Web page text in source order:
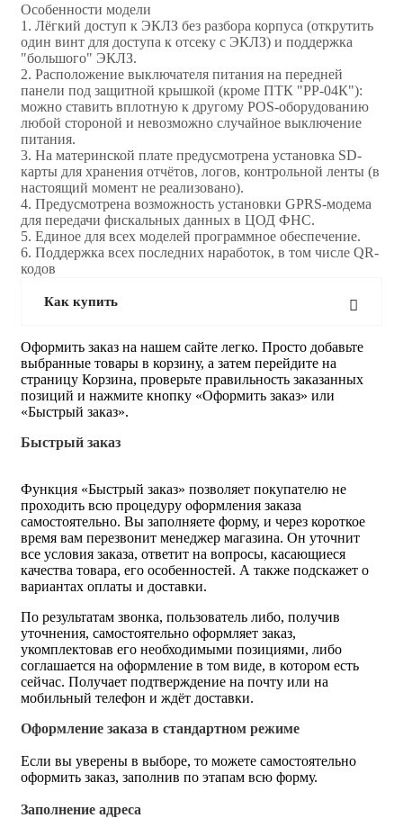
Особенности модели
1. Лёгкий доступ к ЭКЛЗ без разбора корпуса (открутить
один винт для доступа к отсеку с ЭКЛЗ) и поддержка
"большого" ЭКЛЗ.
2. Расположение выключателя питания на передней
панели под защитной крышкой (кроме ПТК "РР-04К"):
можно ставить вплотную к другому POS-оборудованию
любой стороной и невозможно случайное выключение
питания.
3. На материнской плате предусмотрена установка SD-
карты для хранения отчётов, логов, контрольной ленты (в
настоящий момент не реализовано).
4. Предусмотрена возможность установки GPRS-модема
для передачи фискальных данных в ЦОД ФНС.
5. Единое для всех моделей программное обеспечение.
6. Поддержка всех последних наработок, в том числе QR-
кодов
Как купить
Оформить заказ на нашем сайте легко. Просто добавьте
выбранные товары в корзину, а затем перейдите на
страницу Корзина, проверьте правильность заказанных
позиций и нажмите кнопку «Оформить заказ» или
«Быстрый заказ».
Быстрый заказ
Функция «Быстрый заказ» позволяет покупателю не
проходить всю процедуру оформления заказа
самостоятельно. Вы заполняете форму, и через короткое
время вам перезвонит менеджер магазина. Он уточнит
все условия заказа, ответит на вопросы, касающиеся
качества товара, его особенностей. А также подскажет о
вариантах оплаты и доставки.
По результатам звонка, пользователь либо, получив
уточнения, самостоятельно оформляет заказ,
укомплектовав его необходимыми позициями, либо
соглашается на оформление в том виде, в котором есть
сейчас. Получает подтверждение на почту или на
мобильный телефон и ждёт доставки.
Оформление заказа в стандартном режиме
Если вы уверены в выборе, то можете самостоятельно
оформить заказ, заполнив по этапам всю форму.
Заполнение адреса